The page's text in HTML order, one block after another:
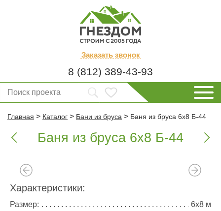
Заказать звонок
8 (812) 389-43-93
Главная > Каталог > Бани из бруса > Баня из бруса 6х8 Б-44
 Баня из бруса 6х8 Б-44 
Характеристики:
Размер:
6х8 м